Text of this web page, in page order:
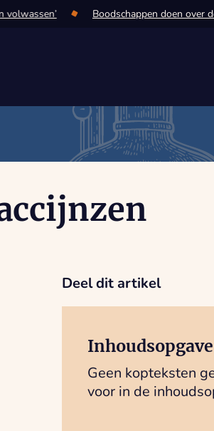
Boodschappen doen over
Deel dit artikel
Inhoudsopgave
Geen kopteksten
voor in de